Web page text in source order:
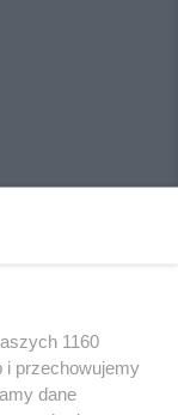
1160
i przechowujemy
dane